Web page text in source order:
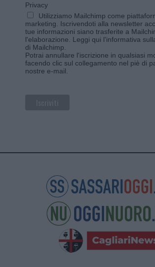
Privacy
Utilizziamo Mailchimp come
marketing. Iscrivendoti alla newsletter
tue informazioni siano trasferite a
l'elaborazione. Leggi qui l'informativa
di Mailchimp
Potrai annullare l'iscrizione in qualsiasi
facendo clic sul collegamento nel piè di
nostre e-mail.